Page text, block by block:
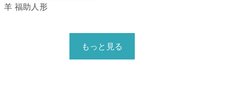
羊 福助人形
もっと見る